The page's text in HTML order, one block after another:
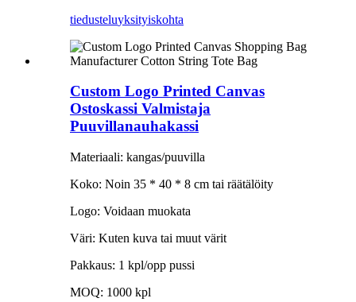
tiedusteluyksityiskohta
Custom Logo Printed Canvas
Ostoskassi Valmistaja
Puuvillanauhakassi
Materiaali: kangas/puuvilla
Koko: Noin 35 * 40 * 8 cm tai räätälöity
Logo: Voidaan muokata
Väri: Kuten kuva tai muut värit
Pakkaus: 1 kpl/opp pussi
MOQ: 1000 kpl